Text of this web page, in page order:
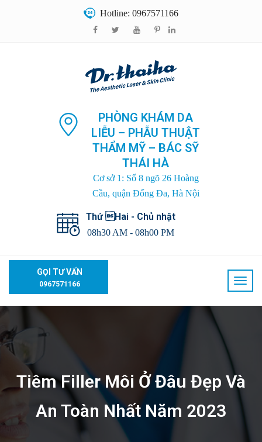
Hotline: 0967571166
PHÒNG KHÁM DA
LIỄU – PHẪU THUẬT
THẨM MỸ – BÁC SỸ
THÁI HÀ
Cơ sở 1: Số 8 ngõ 26 Hoàng
Cầu, quận Đống Đa, Hà Nội
Thứ Hai - Chủ nhật
08h30 AM - 08h00 PM
GỌI TƯ VẤN
0967571166
Tiêm Filler Môi Ở Đâu Đẹp Và
An Toàn Nhất Năm 2023